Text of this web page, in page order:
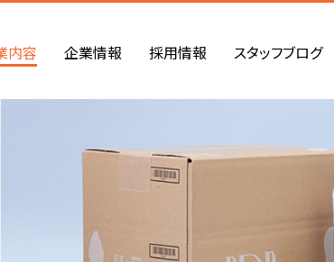
内容 企業情報 採用情報 スタッフブログ